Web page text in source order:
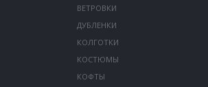
ВЕТРОВКИ
ДУБЛЕНКИ
КОЛГОТКИ
КОСТЮМЫ
КОФТЫ